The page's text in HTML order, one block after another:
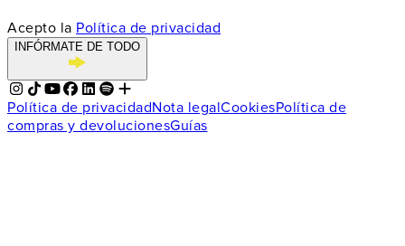
Acepto la Política de privacidad
INFÓRMATE DE TODO
Política de privacidadNota legalCookiesPolítica de
compras y devolucionesGuías